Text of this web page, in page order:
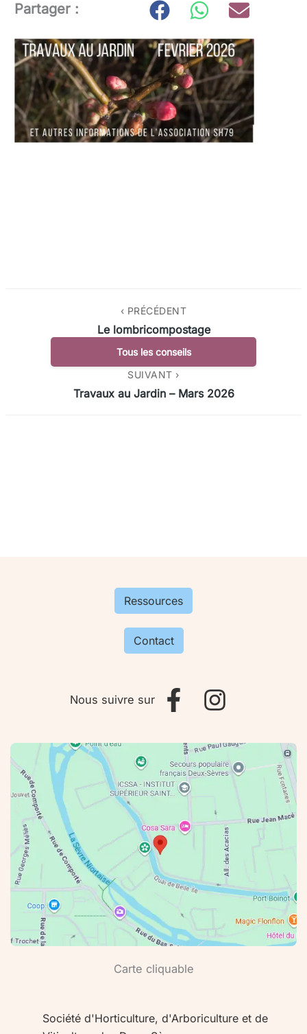
Partager :
‹ PRÉCÉDENT
Le lombricompostage
Tous les conseils
SUIVANT ›
Travaux au Jardin – Mars 2026
Ressources
Contact
Nous suivre sur
Carte cliquable
Société d'Horticulture, d'Arboriculture et de